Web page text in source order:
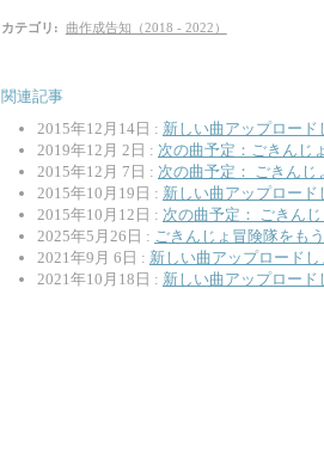
カテゴリ : 曲作成告知（2018 - 2022）
関連記事
2015年12月14日 : 新しい曲アップロード
2019年12月 2日 : 次の曲予定：ごきんじ
2015年12月 7日 : 次の曲予定： ごきんじ
2015年10月19日 : 新しい曲アップロー
2015年10月12日 : 次の曲予定： ごきん
2025年5月26日 : ごきんじょ冒険隊をも
2021年9月 6日 : 新しい曲アップロード
2021年10月18日 : 新しい曲アップロー